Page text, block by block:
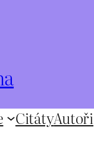
CitátyAutoři